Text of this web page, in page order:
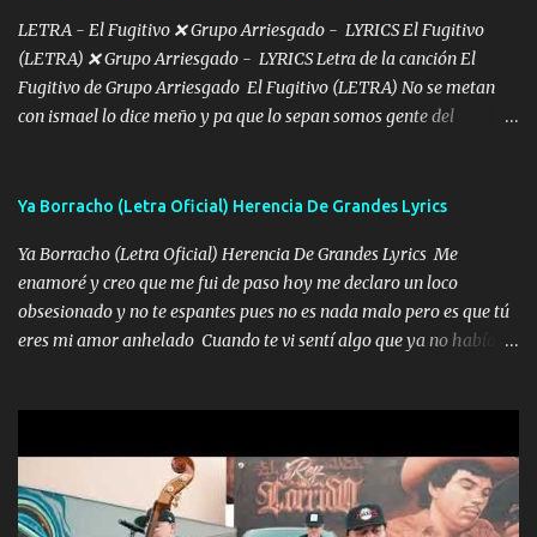
Intentar... ...
LETRA - El Fugitivo ❌ Grupo Arriesgado - LYRICS El Fugitivo
(LETRA) ❌ Grupo Arriesgado - LYRICS Letra de la canción El
Fugitivo de Grupo Arriesgado El Fugitivo (LETRA) No se metan
con ismael lo dice meño y pa que lo sepan somos gente del
grande traemos la bandera 04 se oye por los radios y bien
ofrece también peleam'os bien atentó el compa huicho la corta al
cinto y radios colgados cuando salimos del rancho carros
blindándos y bien equipados no somos gente de problemas pero
defendemos muy bien nuestra tierra buena sombra nos cobija y el
porque lo estimo y lo quiero ami lado vivi...
Ya Borracho (Letra Oficial) Herencia De Grandes Lyrics
Ya Borracho (Letra Oficial) Herencia De Grandes Lyrics Me
enamoré y creo que me fui de paso hoy me declaro un loco
obsesionado y no te espantes pues no es nada malo pero es que tú
eres mi amor anhelado Cuando te vi sentí algo que ya no había
cariño de mi alma Que pa febrero vendré frente a ti con mis
preguntas y digas que sí hacernos novios y verte feliz y muy
contenta como yo por ti Música Pregúntame qué es lo que me